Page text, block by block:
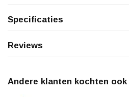
Specificaties
Reviews
Andere klanten kochten ook